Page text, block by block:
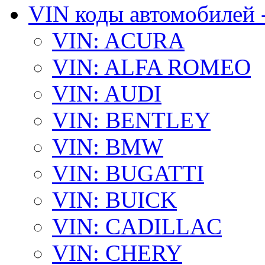
VIN коды автомобилей
VIN: ACURA
VIN: ALFA ROMEO
VIN: AUDI
VIN: BENTLEY
VIN: BMW
VIN: BUGATTI
VIN: BUICK
VIN: CADILLAC
VIN: CHERY